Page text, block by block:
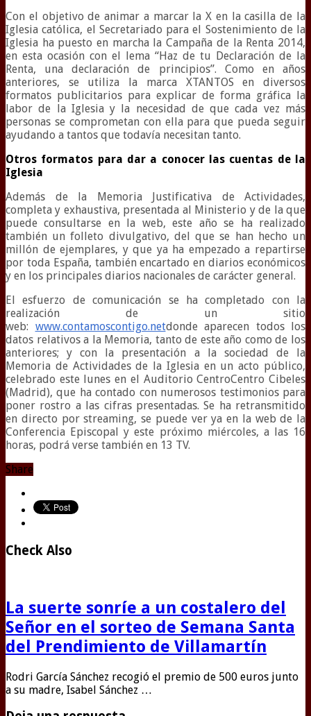
Con el objetivo de animar a marcar la X en la casilla de la
Iglesia católica, el Secretariado para el Sostenimiento de la
Iglesia ha puesto en marcha la Campaña de la Renta 2014,
en esta ocasión con el lema “Haz de tu Declaración de la
Renta, una declaración de principios”. Como en años
anteriores, se utiliza la marca XTANTOS en diversos
formatos publicitarios para explicar de forma gráfica la
labor de la Iglesia y la necesidad de que cada vez más
personas se comprometan con ella para que pueda seguir
ayudando a tantos que todavía necesitan tanto.
Otros formatos para dar a conocer las cuentas de la
Iglesia
Además de la Memoria Justificativa de Actividades,
completa y exhaustiva, presentada al Ministerio y de la que
puede consultarse en la web, este año se ha realizado
también un folleto divulgativo, del que se han hecho un
millón de ejemplares, y que ya ha empezado a repartirse
por toda España, también encartado en diarios económicos
y en los principales diarios nacionales de carácter general.
El esfuerzo de comunicación se ha completado con la
realización de un sitio
web: www.contamoscontigo.netdonde aparecen todos los
datos relativos a la Memoria, tanto de este año como de los
anteriores; y con la presentación a la sociedad de la
Memoria de Actividades de la Iglesia en un acto público,
celebrado este lunes en el Auditorio CentroCentro Cibeles
(Madrid), que ha contado con numerosos testimonios para
poner rostro a las cifras presentadas. Se ha retransmitido
en directo por streaming, se puede ver ya en la web de la
Conferencia Episcopal y este próximo miércoles, a las 16
horas, podrá verse también en 13 TV.
Share
Check Also
La suerte sonríe a un costalero del
Señor en el sorteo de Semana Santa
del Prendimiento de Villamartín
Rodri García Sánchez recogió el premio de 500 euros junto
a su madre, Isabel Sánchez …